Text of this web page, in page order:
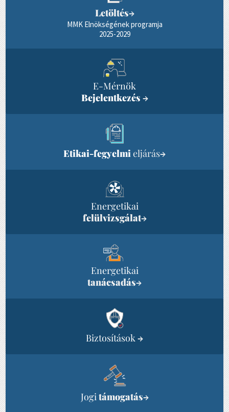
Letöltés→
MMK Elnökségének programja
2025-2029
E-Mérnök
Bejelentkezés →
Etikai-fegyelmieljárás→
Energetikai
felülvizsgálat→
Energetikai
tanácsadás→
Biztosítások →
Jogitámogatás→